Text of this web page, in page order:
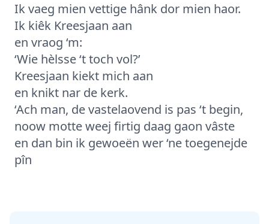
Ik vaeg mien vettige hânk dor mien haor.
Ik kiêk Kreesjaan aan
en vraog ‘m:
‘Wie hèlsse ‘t toch vol?’
Kreesjaan kiekt mich aan
en knikt nar de kerk.
‘Ach man, de vastelaovend is pas ‘t begin,
noow motte weej firtig daag gaon vâste
en dan bin ik gewoeën wer ‘ne toegenejde
pîn